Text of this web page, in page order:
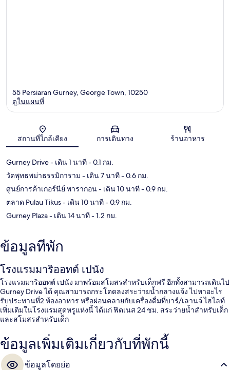
แผนที่
55 Persiaran Gurney, George Town, 10250
ดูในแผนที่
สถานที่ใกล้เคียง การเดินทาง ร้านอาหาร
Gurney Drive- เดิน 1 นาที- 0.1 กม.
วัดพุทธพม่าธรรมิการาม - เดิน 7 นาที- 0.6 กม.
ศูนย์การค้าเกอร์นีย์ พารากอน- เดิน 10 นาที- 0.9 กม.
ตลาด Pulau Tikus- เดิน 10 นาที- 0.9 กม.
Gurney Plaza- เดิน 14 นาที- 1.2 กม.
ข้อมูลที่พัก
โรงแรมมาริออทต์ เปนัง
โรงแรมมาริออทต์ เปนัง มาพร้อมสโมสรสำหรับเด็กฟรี อีกทั้งสามารถเดินไป
Gurney Drive ได้ คุณสามารถกระโดดลงสระว่ายน้ำกลางแจ้ง ไปหาอะไร
รับประทานที่2 ห้องอาหาร หรือผ่อนคลายกับเครื่องดื่มที่บาร์/เลานจ์ ไฮไลท์
เพิ่มเติมในโรงแรมสุดหรูแห่งนี้ ได้แก่ ฟิตเนส 24 ชม. สระว่ายน้ำสำหรับเด็ก
และสโมสรสำหรับเด็ก
ข้อมูลเพิ่มเติมเกี่ยวกับที่พักนี้
ข้อมูลโดยย่อ